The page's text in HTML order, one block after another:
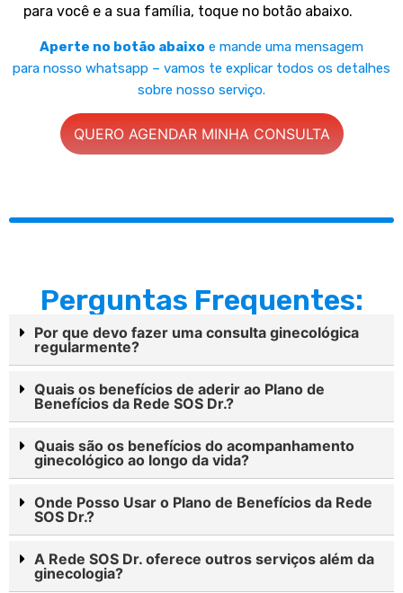
para você e a sua família, toque no botão abaixo.
Aperte no botão abaixo e mande uma mensagem
para nosso whatsapp – vamos te explicar todos os detalhes
sobre nosso serviço.
QUERO AGENDAR MINHA CONSULTA
Perguntas Frequentes:
Por que devo fazer uma consulta ginecológica
regularmente?
Quais os benefícios de aderir ao Plano de
Benefícios da Rede SOS Dr.?
Quais são os benefícios do acompanhamento
ginecológico ao longo da vida?
Onde Posso Usar o Plano de Benefícios da Rede
SOS Dr.?
A Rede SOS Dr. oferece outros serviços além da
ginecologia?